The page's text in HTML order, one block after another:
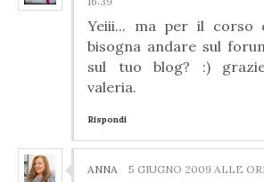
Yeiii... ma per il corso
bisogna andare sul
sul tuo blog? :)
valeria.
Rispondi
ANNA 5 GIUGNO 2009 ALLE